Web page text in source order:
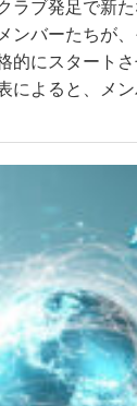
ラブ発足で新
ンバーたちが
的にスタート
によると、メ